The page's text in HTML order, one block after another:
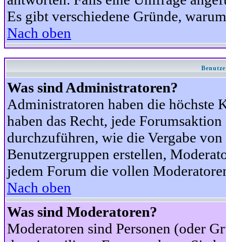
Es gibt verschiedene Gründe,
Nach oben
Was sind Administratoren?
Administratoren haben die höchste
haben das Recht, jede
durchzuführen, wie die Vergabe
Benutzergruppen erstellen,
jedem Forum die vollen
Nach oben
Was sind Moderatoren?
Moderatoren sind Personen (oder